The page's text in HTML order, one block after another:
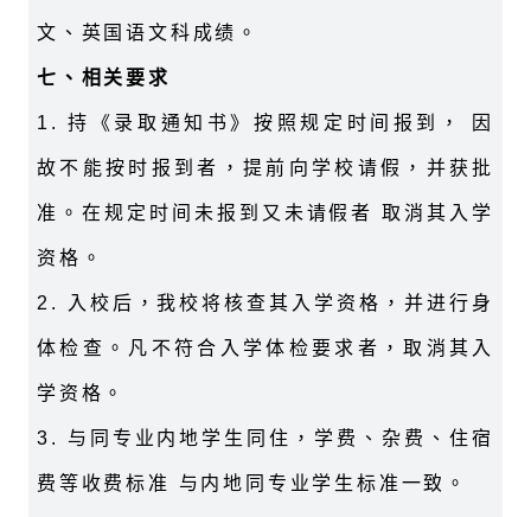
文、英国语文科成绩。
七、相关要求
1. 持《录取通知书》按照规定时间报到， 因
故不能按时报到者，提前向学校请假，并获批
准。在规定时间未报到又未请假者 取消其入学
资格。
2. 入校后，我校将核查其入学资格，并进行身
体检查。凡不符合入学体检要求者，取消其入
学资格。
3. 与同专业内地学生同住，学费、杂费、住宿
费等收费标准 与内地同专业学生标准一致。